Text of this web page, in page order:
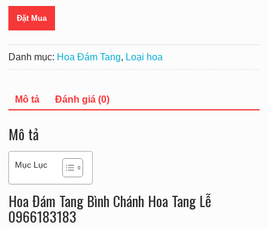
Đặt Mua
Danh mục: Hoa Đám Tang, Loại hoa
Mô tả Đánh giá (0)
Mô tả
Mục Lục
Hoa Đám Tang Bình Chánh Hoa Tang Lễ
0966183183